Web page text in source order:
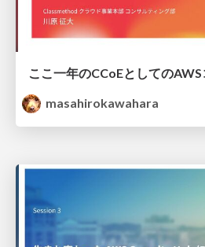
masahirokawahara